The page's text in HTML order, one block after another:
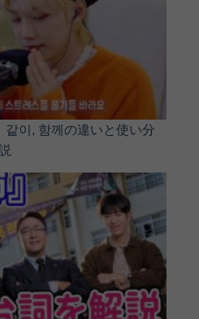
같이, 함께の違いと使い分